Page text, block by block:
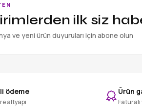
ilk siz
ve yeni ürün duyuruları için abone olun
ödeme
altyapı
Ürün